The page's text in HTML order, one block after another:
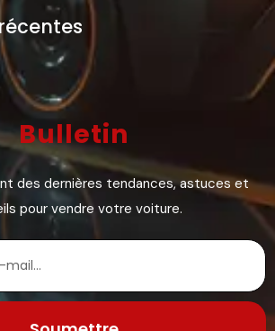
Bulletin
des dernières tendances, astuces et
pour vendre votre voiture.